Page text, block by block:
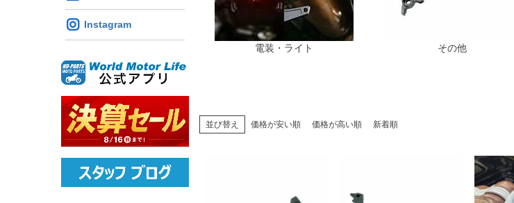
Instagram
電装・ライト その他
並び替え 価格が安い順 価格が高い順 新着順